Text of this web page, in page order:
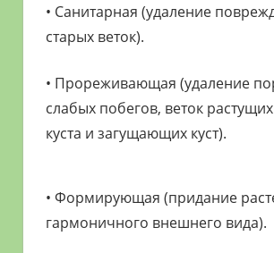
• Санитарная (удаление
старых веток).
• Прореживающая (удаление
слабых побегов, веток
куста и загущающих куст).
• Формирующая (придание
гармоничного внешнего вида).